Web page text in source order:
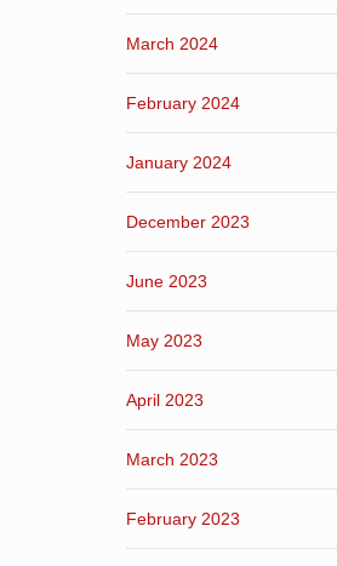
March 2024
February 2024
January 2024
December 2023
June 2023
May 2023
April 2023
March 2023
February 2023